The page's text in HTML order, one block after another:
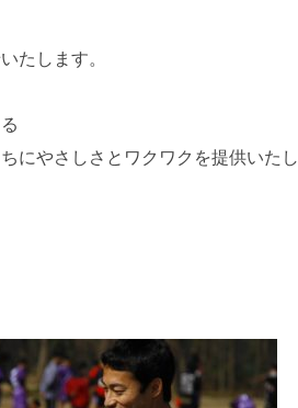
たします。
にやさしさとワクワクを提供いたし